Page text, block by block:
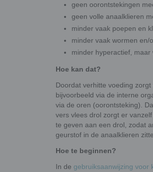
geen oorontstekingen
geen volle anaalklieren
minder vaak poepen en
minder vaak wormen en/
minder hyperactief, maar
Hoe kan dat?
Doordat verhitte voeding
bijvoorbeeld via de interne
via de oren (oorontsteking).
vers vlees drol zorgt er
te geven aan een drol, zodat
geurstof in de anaalklieren
Hoe te beginnen?
In de gebruiksaanwijzing voor